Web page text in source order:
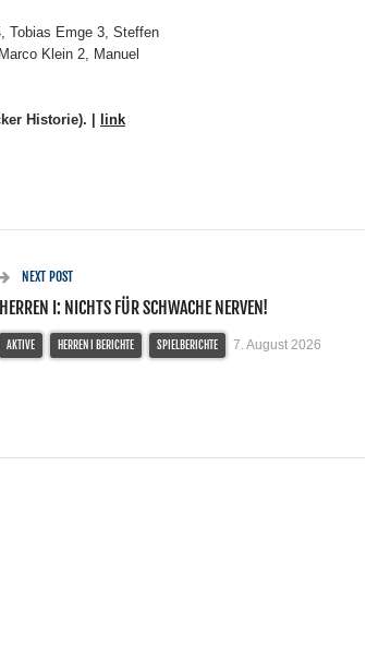
Tobias Emge 3, Steffen
Klein 2, Manuel
Historie). | link
NEXT POST
HERREN I: NICHTS FÜR SCHWACHE NERVEN!
AKTIVE HERREN I BERICHTE SPIELBERICHTE 7. August 2026